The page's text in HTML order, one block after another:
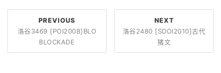
PREVIOUS
洛谷3469 [POI2008]BLO
BLOCKADE
NEXT
洛谷2480 [SDOI2010]古代
猪文